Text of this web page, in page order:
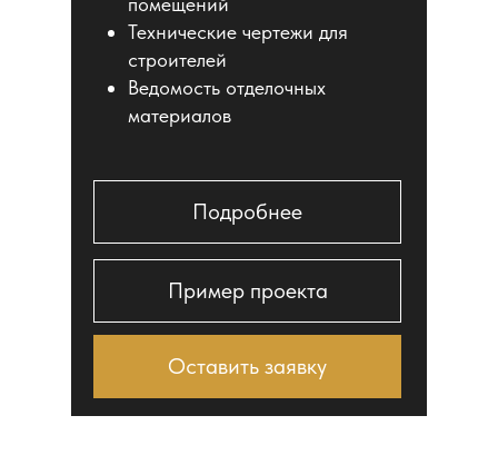
Технические чертежи для
строителей
Ведомость отделочных
материалов
Оставить заявку
Пример проекта
Подробнее